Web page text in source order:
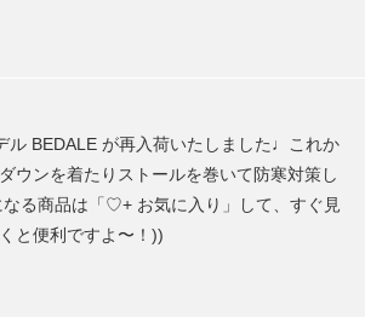
ル BEDALE が再入荷いたしました♩これか
ウンを着たりストールを巻いて防寒対策し
る商品は「♡+ お気に入り」して、すぐ見
と便利ですよ〜！))